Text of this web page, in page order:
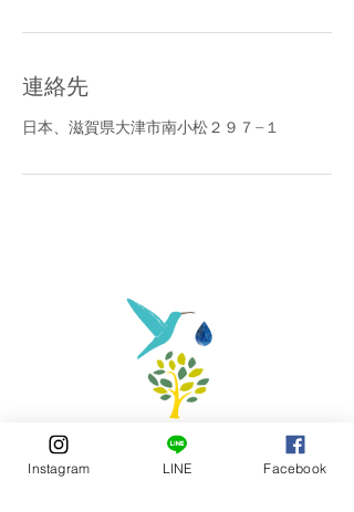
連絡先
日本、滋賀県大津市南小松２９７−１
Instagram LINE Facebook